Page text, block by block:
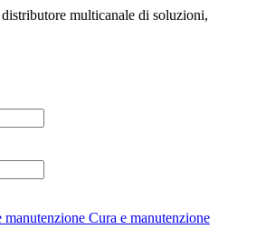
multicanale di soluzioni,
Cura e manutenzione